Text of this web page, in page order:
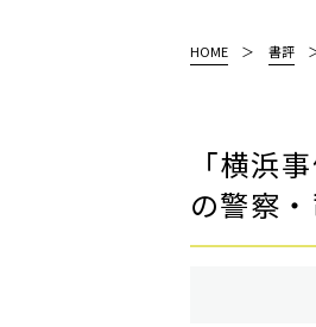
HOME 書評
「横浜
の警察